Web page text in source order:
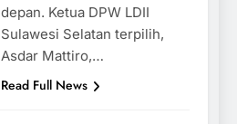
depan. Ketua DPW LDII
Sulawesi Selatan terpilih,
Asdar Mattiro,…
Read Full News